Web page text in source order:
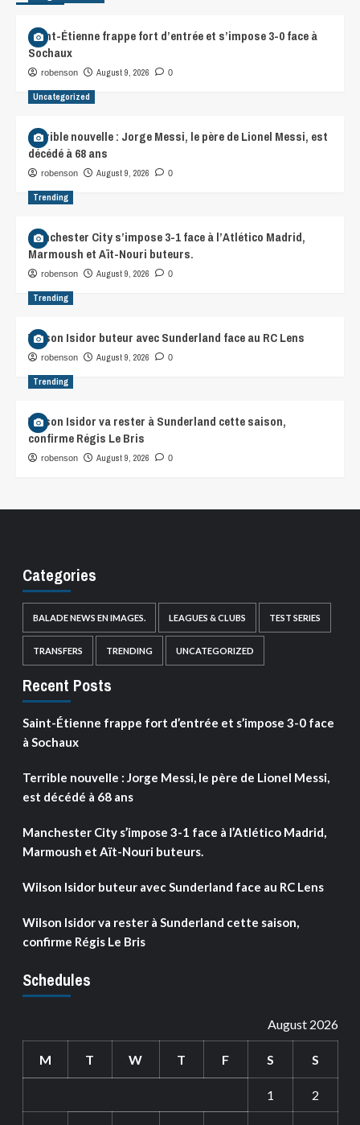
Saint-Étienne frappe fort d’entrée et s’impose 3-0 face à
Sochaux
robenson August 9, 2026 0
Uncategorized
Terrible nouvelle : Jorge Messi, le père de Lionel Messi, est
décédé à 68 ans
robenson August 9, 2026 0
Trending
Manchester City s’impose 3-1 face à l’Atlético Madrid,
Marmoush et Aït-Nouri buteurs.
robenson August 9, 2026 0
Trending
Wilson Isidor buteur avec Sunderland face au RC Lens
robenson August 9, 2026 0
Trending
Wilson Isidor va rester à Sunderland cette saison,
confirme Régis Le Bris
robenson August 9, 2026 0
Categories
BALADE NEWS EN IMAGES. LEAGUES & CLUBS TEST SERIES
TRANSFERS TRENDING UNCATEGORIZED
Recent Posts
Saint-Étienne frappe fort d’entrée et s’impose 3-0 face
à Sochaux
Terrible nouvelle : Jorge Messi, le père de Lionel Messi,
est décédé à 68 ans
Manchester City s’impose 3-1 face à l’Atlético Madrid,
Marmoush et Aït-Nouri buteurs.
Wilson Isidor buteur avec Sunderland face au RC Lens
Wilson Isidor va rester à Sunderland cette saison,
confirme Régis Le Bris
Schedules
August 2026
M T W T F S S
1 2